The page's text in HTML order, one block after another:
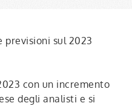
previsioni sul 2023
con un incremento
degli analisti e si